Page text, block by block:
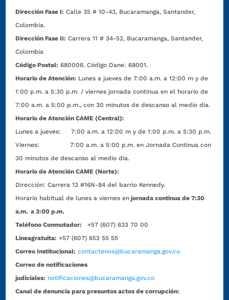
Dirección Fase I: Calle 35 # 10-43, Bucaramanga, Santander,
Colombia.
Dirección Fase II: Carrera 11 # 34-52, Bucaramanga, Santander,
Colombia
Código Postal: 680006. Código Dane: 68001.
Horario de Atención: Lunes a jueves de 7:00 a.m. a 12:00 m y de
1:00 p.m. a 5:30 p.m. / viernes jornada continua en el horario de
7:00 a.m. a 5:00 p.m., con 30 minutos de descanso al medio día.
Horario de Atención CAME (Central):
Lunes a jueves: 7:00 a.m. a 12:00 m y de 1:00 p.m. a 5:30 p.m.
Viernes: 7:00 a.m. a 5:00 p.m. en Jornada Continua con
30 minutos de descanso al medio día.
Horario de Atención CAME (Norte):
Dirección:Carrera 12 #16N-84 del barrio Kennedy.
Horario habitual de lunes a viernes en jornada continua de 7:30
a.m. a 3:00 p.m.
Teléfono Conmutador:
+57 (607) 633 70 00
Líneagratuita: +57 (607) 652 55 55
Correo Institucional: contactenos@bucaramanga.gov.co
Correo de notificaciones
judiciales: notificaciones@bucaramanga.gov.co
Canal de denuncia para presuntos actos de corrupción: